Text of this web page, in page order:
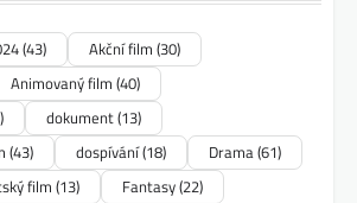
(43) Akční film (30)
Animovaný film (40)
dokument(13)
(43) dospívání(18) Drama(61)
film(13) Fantasy(22)